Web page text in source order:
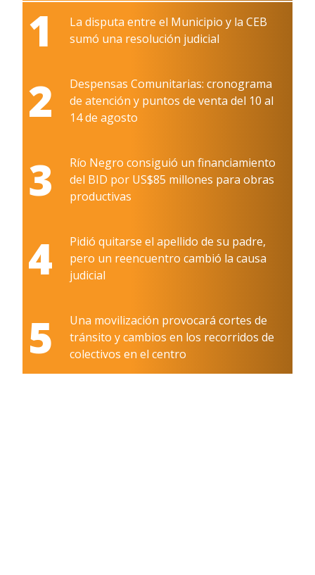
1
La disputa entre el Municipio y la CEB
sumó una resolución judicial
2
Despensas Comunitarias: cronograma
de atención y puntos de venta del 10 al
14 de agosto
3
Río Negro consiguió un financiamiento
del BID por US$85 millones para obras
productivas
4
Pidió quitarse el apellido de su padre,
pero un reencuentro cambió la causa
judicial
5
Una movilización provocará cortes de
tránsito y cambios en los recorridos de
colectivos en el centro